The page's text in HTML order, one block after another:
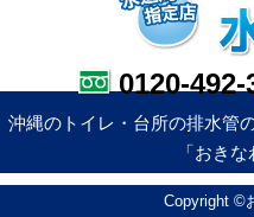
0120-492-
沖縄のトイレ・台所の排水管
「おき
Copyright ©